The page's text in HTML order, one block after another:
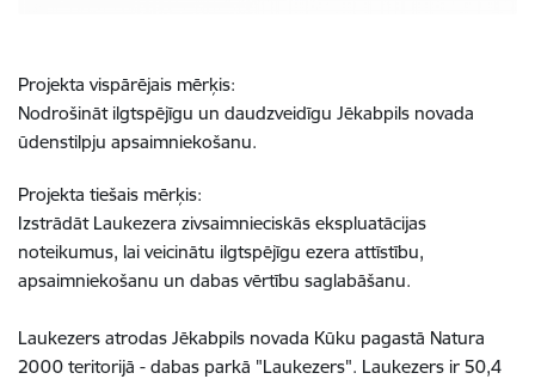
Projekta vispārējais mērķis:
Nodrošināt ilgtspējīgu un daudzveidīgu Jēkabpils novada
ūdenstilpju apsaimniekošanu.
Projekta tiešais mērķis:
Izstrādāt Laukezera zivsaimnieciskās ekspluatācijas
noteikumus, lai veicinātu ilgtspējīgu ezera attīstību,
apsaimniekošanu un dabas vērtību saglabāšanu.
Laukezers atrodas Jēkabpils novada Kūku pagastā Natura
2000 teritorijā - dabas parkā "Laukezers". Laukezers ir 50,4